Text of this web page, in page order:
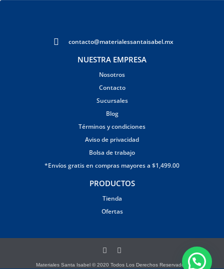
contacto@materialessantaisabel.mx
NUESTRA EMPRESA
Nosotros
Contacto
Sucursales
Blog
Términos y condiciones
Aviso de privacidad
Bolsa de trabajo
*Envíos gratis en compras mayores a $1,499.00
PRODUCTOS
Tienda
Ofertas
Materiales Santa Isabel © 2020 Todos Los Derechos Reservados.